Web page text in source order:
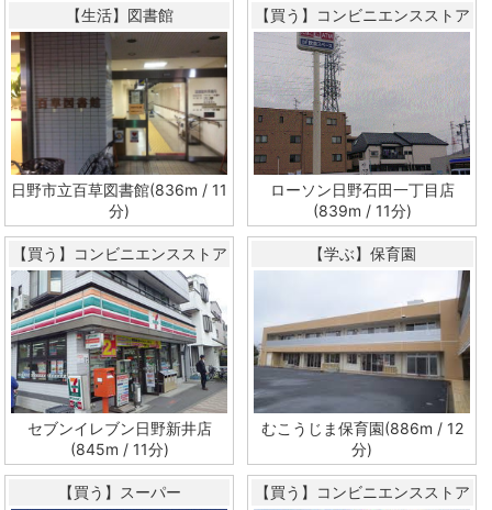
【生活】図書館
日野市立百草図書館(836m / 11
分)
【買う】コンビニエンスストア
ローソン日野石田一丁目店
(839m / 11分)
【買う】コンビニエンスストア
セブンイレブン日野新井店
(845m / 11分)
【学ぶ】保育園
むこうじま保育園(886m / 12
分)
【買う】スーパー 【買う】コンビニエンスストア